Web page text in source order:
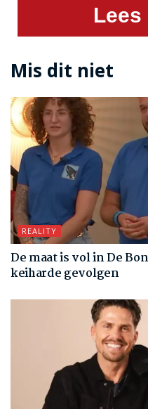
Mis dit niet
REALITY
De maat is vol in De
keiharde gevolgen